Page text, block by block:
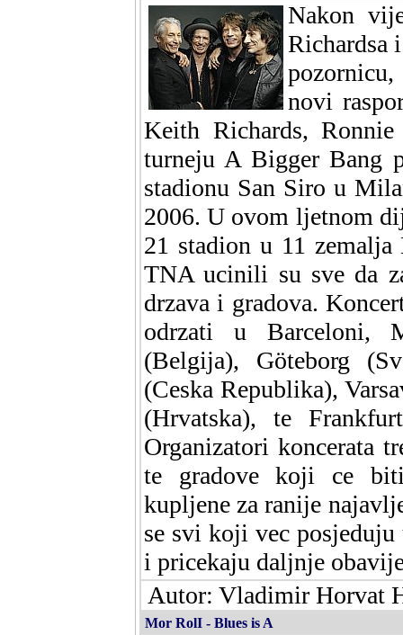
Nakon
Richardsa
novi
Keith Richards,
turneju A Bigger Bang
stadionu San Siro u
2006. U ovom ljetnom
21 stadion u 11
TNA ucinili su sve da
drzava i gradova.
odrzati u Barceloni,
(Belgija), Göteborg
(Ceska Republika),
(Hrvatska), te
Organizatori koncerata
te gradove koji ce
kupljene za ranije
se svi koji vec posjeduju
i pricekaju daljnje
Autor: Vladimir Horvat
Mor RolI - Blues is A